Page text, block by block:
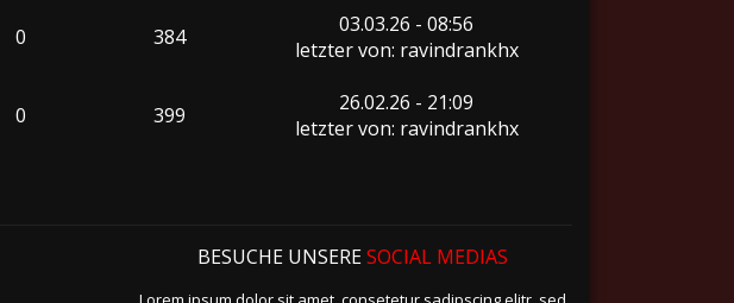
0 384
03.03.26 - 08:56
letzter von: ravindrankhx
0 399
26.02.26 - 21:09
letzter von: ravindrankhx
BESUCHE UNSERESOCIAL MEDIAS